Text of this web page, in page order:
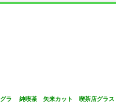
ラ
純喫茶 矢来カット 喫茶店グラス